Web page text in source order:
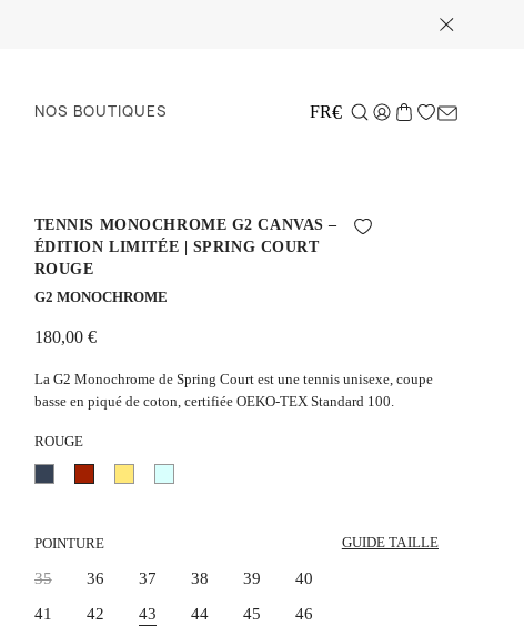
NOS BOUTIQUES FR€
TENNIS MONOCHROME G2 CANVAS –
ÉDITION LIMITÉE | SPRING COURT
ROUGE
G2 MONOCHROME
180,00 €
La G2 Monochrome de Spring Court est une tennis unisexe, coupe
basse en piqué de coton, certifiée OEKO-TEX Standard 100.
ROUGE
POINTURE
35 36 37 38 39
40
41
42 43 44 45 46
GUIDE TAILLE